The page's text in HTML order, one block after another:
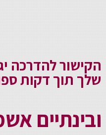
הקישור להדרכה
שלך תוך דקות
ובינתיים